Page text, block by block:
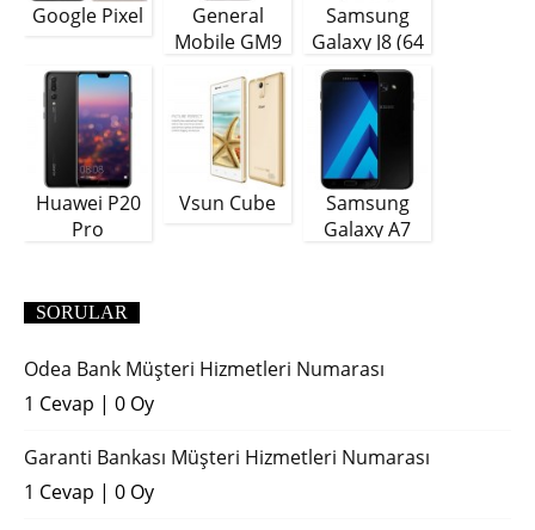
Google Pixel
General
Mobile GM9
Samsung
Galaxy J8 (64
GB)
Huawei P20
Pro
Vsun Cube
Samsung
Galaxy A7
SORULAR
Odea Bank Müşteri Hizmetleri Numarası
1 Cevap | 0 Oy
Garanti Bankası Müşteri Hizmetleri Numarası
1 Cevap | 0 Oy